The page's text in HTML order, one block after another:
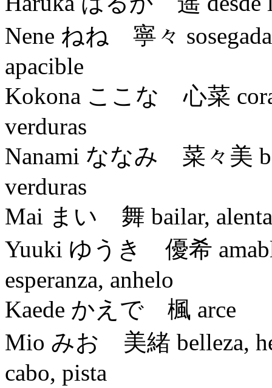
Nene ねね 寧々
apacible
Kokona ここな 心菜
verduras
Nanami ななみ 菜々美
verduras
Mai まい 舞 bailar,
Yuuki ゆうき 優希
esperanza, anhelo
Kaede かえで 楓 arce
Mio みお 美緒 belleza,
cabo, pista